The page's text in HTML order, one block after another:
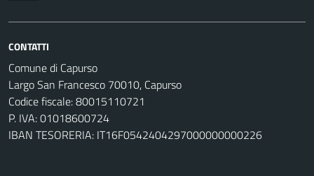
CONTATTI
Comune di Capurso
Largo San Francesco 70010, Capurso
Codice fiscale: 80015110721
P. IVA: 01018600724
IBAN TESORERIA: IT16F0542404297000000000226